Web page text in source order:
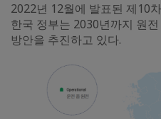
2022년 12월에 발표된 제10
한국 정부는 2030년까지 원
방안을 추진하고 있다.